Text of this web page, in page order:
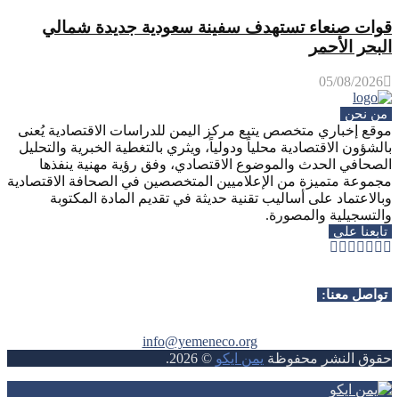
قوات صنعاء تستهدف سفينة سعودية جديدة شمالي
البحر الأحمر
05/08/2026
من نحن
موقع إخباري متخصص يتبع مركز اليمن للدراسات الاقتصادية يُعنى
بالشؤون الاقتصادية محلياً ودولياً، ويثري بالتغطية الخبرية والتحليل
الصحافي الحدث والموضوع الاقتصادي، وفق رؤية مهنية ينفذها
مجموعة متميزة من الإعلاميين المتخصصين في الصحافة الاقتصادية
وبالاعتماد على أساليب تقنية حديثة في تقديم المادة المكتوبة
والتسجيلية والمصورة.
تابعنا على
Facebook
Twitter
Instagram
Youtube
Rss
Telegram
Whatsapp
تواصل معنا:
info@yemeneco.org
حقوق النشر محفوظة يمن ايكو©
2026
.